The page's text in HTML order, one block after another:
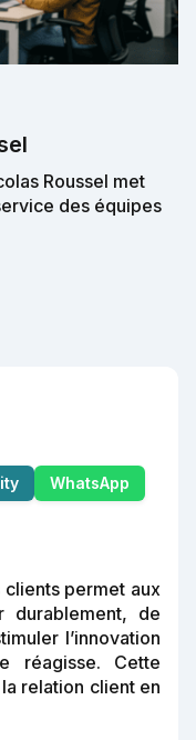
Roussel met
des équipes
WhatsApp
permet aux
durablement, de
l’innovation
réagisse. Cette
relation client en